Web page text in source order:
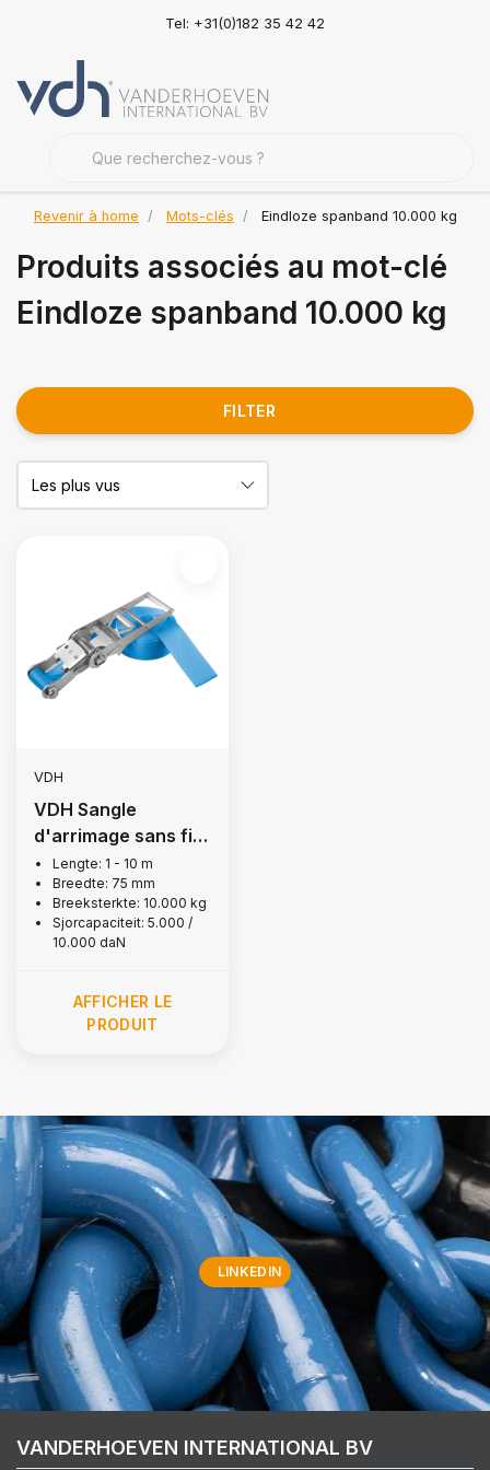
Tel: +31(0)182 35 42 42
Revenir à home Mots-clés Eindloze spanband 10.000 kg
Produits associés au mot-clé
Eindloze spanband 10.000 kg
FILTER
VDH
VDH Sangle
d'arrimage sans fin,
10 000 kg
Lengte: 1 - 10 m
Breedte: 75 mm
Breeksterkte: 10.000 kg
Sjorcapaciteit: 5.000 /
10.000 daN
AFFICHER LE
PRODUIT
LINKEDIN
VANDERHOEVEN INTERNATIONAL BV